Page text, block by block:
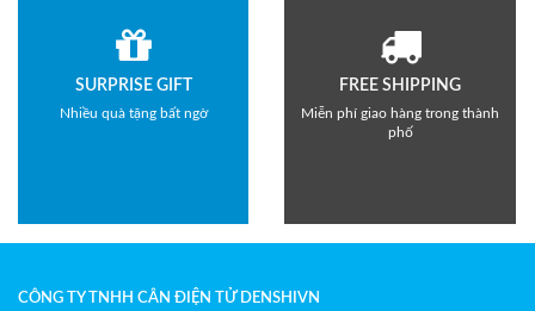
SURPRISE GIFT
Nhiều quà tặng bất ngờ
FREE SHIPPING
Miễn phí giao hàng trong thành
phố
CÔNG TY TNHH CÂN ĐIỆN TỬ DENSHIVN